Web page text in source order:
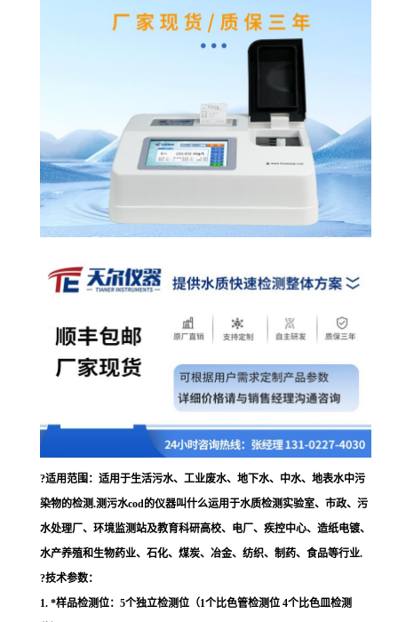
?适用范围： 适用于生活污水、工业废水、地下水、中水、地表水中污
染物的检测.测污水cod的仪器叫什么运用于水质检测实验室、市政、污
水处理厂、环境监测站及教育科研高校、电厂、疾控中心、造纸电镀、
水产养殖和生物药业、石化、煤炭、冶金、纺织、制药、食品等行业.
?技术参数：
1. *样品检测位： 5个独立检测位（1个比色管检测位 4个比色皿检测